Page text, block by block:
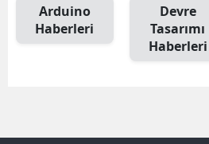
Arduino
Haberleri
Devre
Tasarımı
Haberleri